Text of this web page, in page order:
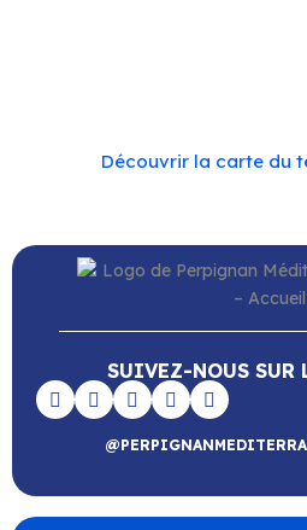
Découvrir la carte du
SUIVEZ-NOUS SUR